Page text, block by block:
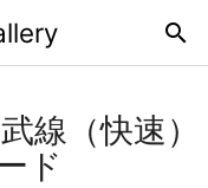
search
線（快速）
ド